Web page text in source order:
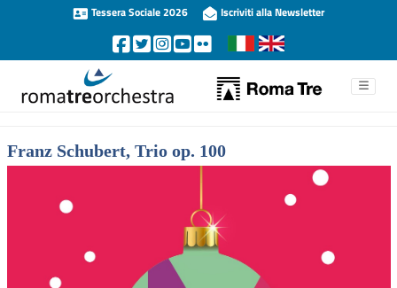
Tessera Sociale 2026 Iscriviti alla Newsletter
Franz Schubert, Trio op. 100